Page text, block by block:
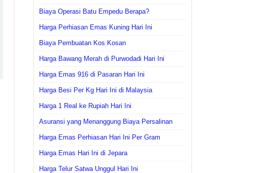
Biaya Operasi Batu Empedu Berapa?
Harga Perhiasan Emas Kuning Hari Ini
Biaya Pembuatan Kos Kosan
Harga Bawang Merah di Purwodadi Hari Ini
Harga Emas 916 di Pasaran Hari Ini
Harga Besi Per Kg Hari Ini di Malaysia
Harga 1 Real ke Rupiah Hari Ini
Asuransi yang Menanggung Biaya Persalinan
Harga Emas Perhiasan Hari Ini Per Gram
Harga Emas Hari Ini di Jepara
Harga Telur Satwa Unggul Hari Ini